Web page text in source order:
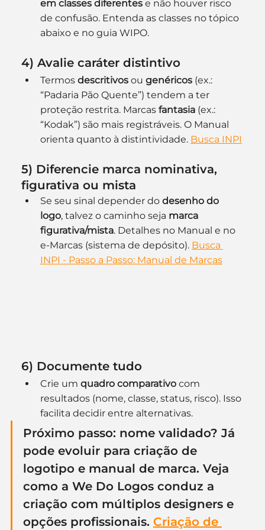
em classes diferentes e não houver risco
de confusão. Entenda as classes no tópico
abaixo e no guia WIPO.
4) Avalie caráter distintivo
Termos descritivos ou genéricos (ex.:
“Padaria Pão Quente”) tendem a ter
proteção restrita. Marcas fantasia (ex.:
“Kodak”) são mais registráveis. O Manual
orienta quanto à distintividade. Busca INPI
5) Diferencie marca nominativa,
figurativa ou mista
Se seu sinal depender do desenho do
logo, talvez o caminho seja marca
figurativa/mista. Detalhes no Manual e no
e-Marcas (sistema de depósito). Busca
INPI - Passo a Passo: Manual de Marcas
6) Documente tudo
Crie um quadro comparativo com
resultados (nome, classe, status, risco). Isso
facilita decidir entre alternativas.
Próximo passo: nome validado? Já
pode evoluir para criação de
logotipo e manual de marca. Veja
como a We Do Logos conduz a
criação com múltiplos designers e
opções profissionais. Criação de